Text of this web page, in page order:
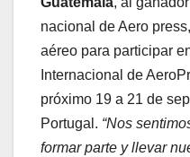
nacional de Aero
aéreo para participar
Internacional de
próximo 19 a 21 de
Portugal. “Nos
formar parte y llevar